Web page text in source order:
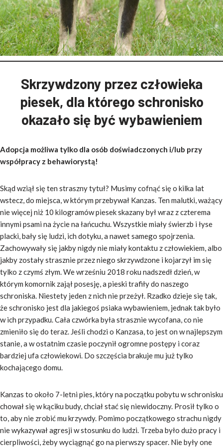
Skrzywdzony przez człowieka
piesek, dla którego schronisko
okazało się być wybawieniem
Adopcja możliwa tylko dla osób doświadczonych i/lub przy
współpracy z behawiorystą!
Skąd wziął się ten straszny tytuł? Musimy cofnąć się o kilka lat
wstecz, do miejsca, w którym przebywał Kanzas. Ten malutki, ważący
nie więcej niż 10 kilogramów piesek skazany był wraz z czterema
innymi psami na życie na łańcuchu. Wszystkie miały świerzb i łyse
placki, bały się ludzi, ich dotyku, a nawet samego spojrzenia.
Zachowywały się jakby nigdy nie miały kontaktu z człowiekiem, albo
jakby zostały strasznie przez niego skrzywdzone i kojarzył im się
tylko z czymś złym. We wrześniu 2018 roku nadszedł dzień, w
którym komornik zajął posesję, a pieski trafiły do naszego
schroniska. Niestety jeden z nich nie przeżył. Rzadko dzieje się tak,
że schronisko jest dla jakiegoś psiaka wybawieniem, jednak tak było
w ich przypadku. Cała czwórka była strasznie wycofana, co nie
zmieniło się do teraz. Jeśli chodzi o Kanzasa, to jest on w najlepszym
stanie, a w ostatnim czasie poczynił ogromne postępy i coraz
bardziej ufa człowiekowi. Do szczęścia brakuje mu już tylko
kochającego domu.
Kanzas to około 7-letni pies, który na początku pobytu w schronisku
chował się w kąciku budy, chciał stać się niewidoczny. Prosił tylko o
to, aby nie zrobić mu krzywdy. Pomimo początkowego strachu nigdy
nie wykazywał agresji w stosunku do ludzi. Trzeba było dużo pracy i
cierpliwości, żeby wyciągnąć go na pierwszy spacer. Nie były one